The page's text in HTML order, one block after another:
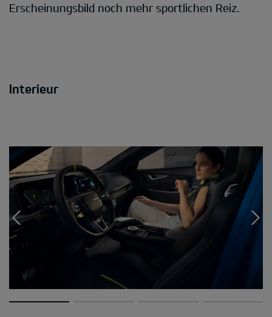
Erscheinungsbild noch mehr sportlichen Reiz.
Interieur